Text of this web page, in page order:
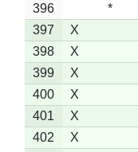
396
*
397
X
398
X
399
X
400
X
401
X
402
X